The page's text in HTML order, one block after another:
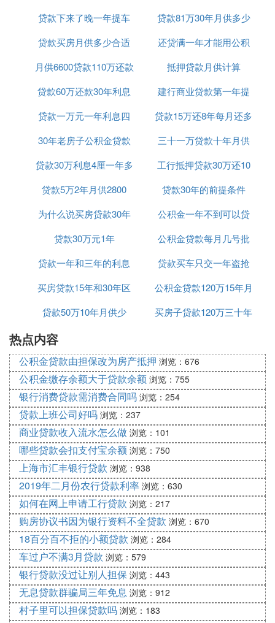
紝杩樻炬湀鏁360鏈堬紝棣栨湀杩樻7,694.44鍏冿紝
姣忔湀閫掑噺13.66鍏冿紝鎬绘敮浠樺埄鎭887,458.3
3鍏冿紝鏈鎭鍚堣1,887,458.33鍏冦
涓夈佸叧浜庤捶娆100涓囧崄骞磋繕娓呯殑鏈堜緵锛
屽缓璁涓庤捶娆炬満鏋勫叿浣撶‘璁ゃ傝嫢鍦ㄦ嫑鍟嗛
摱琛屽姙鐞嗭紝鍙浠ラ氳繃鎷涘晢閾惰岀殑鐞嗚储璁
＄畻鍣ㄨ繘琛屽皾璇曡＄畻銆
- 鍦ㄥ埄鐜囦笉鍙樼殑鎯呭喌涓嬶紝閲囩敤绛夐濇湰
鎭杩樻炬柟寮忥紝姣忔湀杩樻鹃噾棰濅负10557.74鍏
- 閲囩敤绛夐濇湰閲戞柟寮忥紝棣栨湀杩樻鹃噾棰濅
负12416.67鍏冿紙浠呬緵鍙傝冿級锛屼箣鍚庢瘡鏈堥
掑噺銆
浜斻佽嫢閫氳繃鎷涘晢閾惰岀敵璇100涓囪捶娆撅紝
囥佹湡闄愬拰杩樻炬柟寮忋傚彲浠ョ櫥褰曟嫑鍟嗛摱
琛屽畼缃戞垨鎵嬫満閾惰岃繘琛岃捶娆炬湀渚涚殑璇
曠畻锛屼絾璇曠畻缁撴灉浠呬緵鍙傝冦
鍏銆佹俯棣ㄦ彁绀猴細
拰鍒╂伅銆
2. 鎷涘晢閾惰岀殑璐锋捐＄畻鍣ㄩ傜敤浜庝竴鍗￠氬
偍钃勫崱鐨勫晢涓氳捶娆捐瘯绠楋紝涓嶅寘鎷淇＄敤
鍗E鎷涜捶鍜岄勫熺幇閲戠殑璇曠畻銆
璇风櫥褰曟嫑鍟嗛摱琛屼竴缃戦氫富椤垫垨浣跨敤鎵
嬫満閾惰岋紝浣跨敤鎻愪緵鐨勮捶娆捐＄畻鍣ㄨ繘琛
屽叿浣撹瘯绠椼
4. 房贷35万贷款30年5.1的利率,第十年还清
+一共多少利息，本金和本息个是多少
首先，我们需要计算出每个月需要偿还的等额本息还
款额，然后根据耐贺旅第十年还清的条件，计算出前
10年需要偿还的总利息和本息总额，最后再计算出整
个贷款期间的总利息和本息总额。
假设房贷的贷款方式为等额本息还款，贷款金额为35
万，贷款期限为30年，年利率为5.1%。
首先，我们需要计算出每个月需要偿还的等额本息还
款额。根据等额本息还款公式，每个月还款额为：
计算公式
贷款下来了晚一年提车
可以吗
贷款81万30年月供多少
贷款买房月供多少合适
吗
还贷满一年才能用公积
金贷款吗
月供6600贷款110万还款
25年
抵押贷款月供计算
贷款60万还款30年利息
共计多少
建行商业贷款第一年提
前还款
贷款一万元一年利息四
百五
贷款15万还8年每月还多
少
30年老房子公积金贷款
期限
三十一万贷款十年月供
多少钱
贷款30万利息4厘一年多
少钱
工行抵押贷款30万还10
年
贷款5万2年月供2800
贷款30年的前提条件
为什么说买房贷款30年
好
公积金一年不到可以贷
款吗
贷款30万元1年
公积金贷款每月几号批
贷款一年和三年的利息
是多少钱
贷款买车只交一年盗抢
险可以吗
买房贷款15年和30年区
别
公积金贷款120万15年月
供多少钱
贷款50万10年月供少
买房子贷款120万三十年
热点内容
公积金贷款由担保改为房产抵押 浏览：676
公积金缴存余额大于贷款余额 浏览：755
银行消费贷款需消费合同吗 浏览：254
贷款上班公司好吗 浏览：237
商业贷款收入流水怎么做 浏览：101
哪些贷款会扣支付宝余额 浏览：750
上海市汇丰银行贷款 浏览：938
2019年二月份农行贷款利率 浏览：630
如何在网上申请工行贷款 浏览：217
购房协议书因为银行资料不全贷款 浏览：670
18百分百不拒的小额贷款 浏览：284
车过户不满3月贷款 浏览：579
银行贷款没过让别人担保 浏览：443
无息贷款群骗局三年免息 浏览：912
村子里可以担保贷款吗 浏览：183